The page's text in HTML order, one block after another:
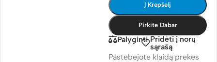
Į Krepšelį
Pirkite Dabar
Palyginti Pridėti į norų
sąrašą
Pastebėjote klaidą prekės